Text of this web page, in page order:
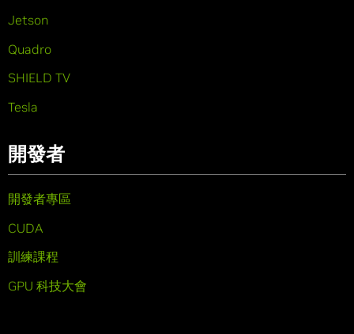
Jetson
Quadro
SHIELD TV
Tesla
開發者
開發者專區
CUDA
訓練課程
GPU 科技大會